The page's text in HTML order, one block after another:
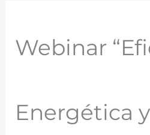
Webinar
Energética